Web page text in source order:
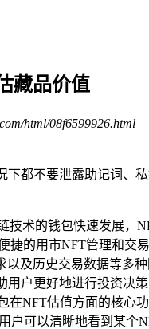
藏品价值
html/08f6599926.html
都不要泄露助记词、私
术的钱包快速发展
的用市NFT管理和交
及历史交易数据等多
户更好地进行投资决
NFT估值方面的核心
户可以清晰地看到某